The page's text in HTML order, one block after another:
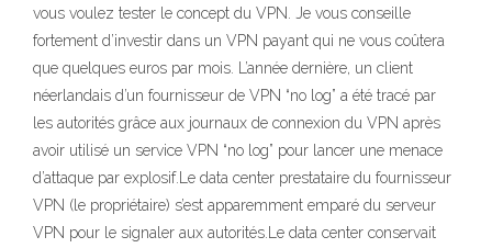
vous voulez tester le concept du VPN. Je vous conseille
fortement d’investir dans un VPN payant qui ne vous coûtera
que quelques euros par mois. L’année dernière, un client
néerlandais d’un fournisseur de VPN “no log” a été tracé par
les autorités grâce aux journaux de connexion du VPN après
avoir utilisé un service VPN “no log” pour lancer une menace
d’attaque par explosif.Le data center prestataire du fournisseur
VPN (le propriétaire) s’est apparemment emparé du serveur
VPN pour le signaler aux autorités.Le data center conservait